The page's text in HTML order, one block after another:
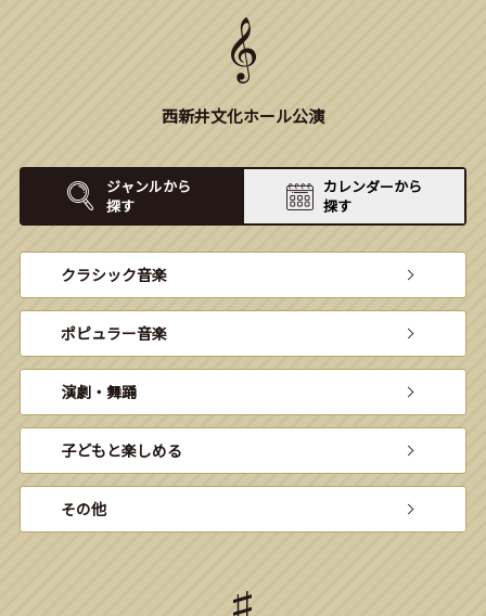
西新井文化ホール公演
ジャンルから
探す
カレンダーから
探す
クラシック音楽
ポピュラー音楽
演劇・舞踊
子どもと楽しめる
その他